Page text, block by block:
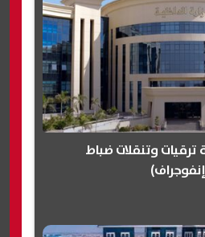
ترقيات وتنقلات ضباط